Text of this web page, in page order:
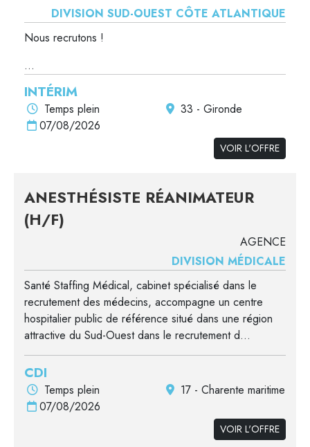
DIVISION SUD-OUEST CÔTE ATLANTIQUE
Nous recrutons !
...
INTÉRIM
Temps plein
33 - Gironde
07/08/2026
VOIR L'OFFRE
ANESTHÉSISTE RÉANIMATEUR
(H/F)
AGENCE
DIVISION MÉDICALE
Santé Staffing Médical, cabinet spécialisé dans le
recrutement des médecins, accompagne un centre
hospitalier public de référence situé dans une région
attractive du Sud-Ouest dans le recrutement d...
CDI
Temps plein
17 - Charente maritime
07/08/2026
VOIR L'OFFRE